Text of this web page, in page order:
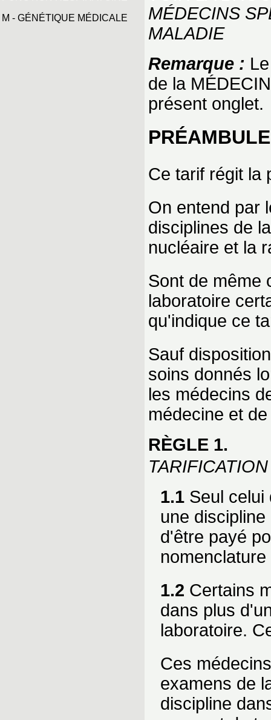
M - GÉNÉTIQUE MÉDICALE
MÉDECINS
MALADIE
Remarque :
de la
présent onglet.
Ce tarif régit la
On entend par
disciplines de
nucléaire et la
Sont de même
laboratoire
qu'indique ce
Sauf
soins donnés
les médecins
médecine et
RÈGLE 1.
TARIFICATION
1.1 Seul celui
une
d'être payé
1.2 Certains
dans plus
laboratoire.
Ces
examens de
discipline